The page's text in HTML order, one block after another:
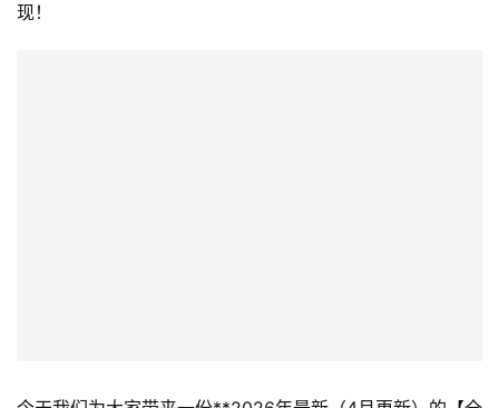
现！